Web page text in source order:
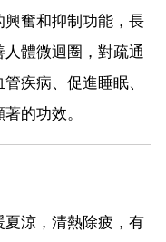
奮和抑制功能，長
體微迴圈，對疏通
疾病、促進睡眠、
的功效。
涼，清熱除疲，有